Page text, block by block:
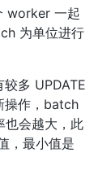
worker 一起
为单位进行
多 UPDATE
操作，batch
也会越大，此
，最小值是